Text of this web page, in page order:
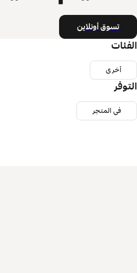
تسوق أونلاين
الفئات
أخرى
التوفر
في المتجر